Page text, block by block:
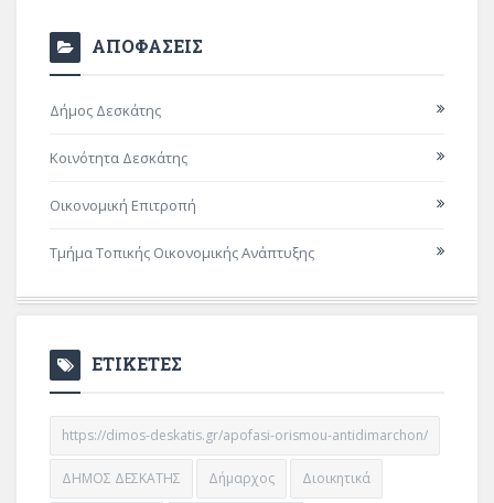
ΑΠΟΦΑΣΕΙΣ
Δήμος Δεσκάτης
Κοινότητα Δεσκάτης
Οικονομική Επιτροπή
Τμήμα Τοπικής Οικονομικής Ανάπτυξης
ΕΤΙΚΕΤΕΣ
https://dimos-deskatis.gr/apofasi-orismou-antidimarchon/
ΔΗΜΟΣ ΔΕΣΚΑΤΗΣ Δήμαρχος Διοικητικά